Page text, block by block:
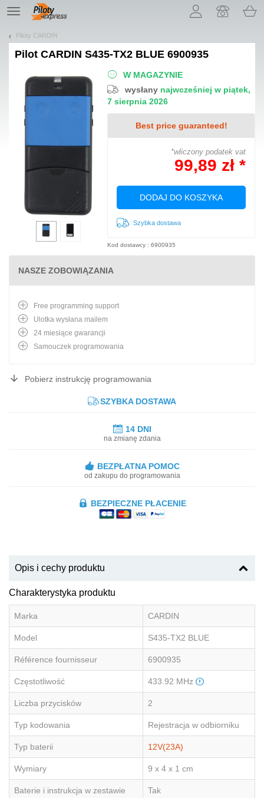
TE
navigation
Piloty CARDIN
Pilot CARDIN S435-TX2 BLUE 6900935
W MAGAZYNIE
wysłany najwcześniej w piątek,
7 sierpnia 2026
Best price guaranteed!
*wliczony podatek vat
99,89 zł *
DODAJ DO KOSZYKA
Szybka dostawa
Kod dostawcy : 6900935
NASZE ZOBOWIĄZANIA
Free programming support
Ulotka wysłana mailem
24 miesiące gwarancji
Samouczek programowania
Pobierz instrukcję programowania
SZYBKA DOSTAWA
14 DNI
na zmianę zdania
BEZPŁATNA POMOC
od zakupu do programowania
BEZPIECZNE PŁACENIE
Opis i cechy produktu
Charakterystyka produktu
Marka CARDIN
Model S435-TX2 BLUE
Référence fournisseur 6900935
Częstotliwość 433.92 MHz
Liczba przycisków 2
Typ kodowania Rejestracja w odbiorniku
Typ baterii 12V(23A)
Wymiary 9 x 4 x 1 cm
Baterie i instrukcja w zestawie Tak
Pozwól, że przedstawimy nasze ciasteczka!